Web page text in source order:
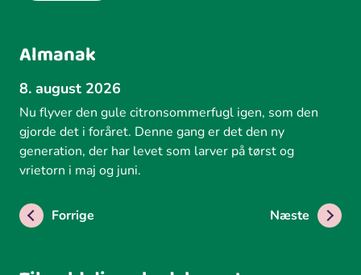
Almanak
8. august 2026
Nu flyver den gule citronsommerfugl igen, som den
gjorde det i foråret. Denne gang er det den ny
generation, der har levet som larver på tørst og
vrietorn i maj og juni.
Forrige Næste